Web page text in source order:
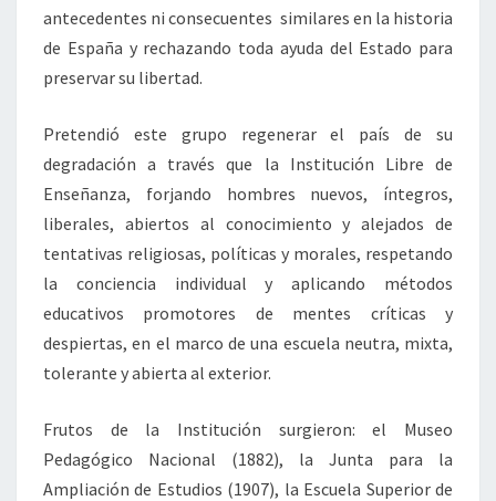
antecedentes ni consecuentes similares en la historia
de España y rechazando toda ayuda del Estado para
preservar su libertad.
Pretendió este grupo regenerar el país de su
degradación a través que la Institución Libre de
Enseñanza, forjando hombres nuevos, íntegros,
liberales, abiertos al conocimiento y alejados de
tentativas religiosas, políticas y morales, respetando
la conciencia individual y aplicando métodos
educativos promotores de mentes críticas y
despiertas, en el marco de una escuela neutra, mixta,
tolerante y abierta al exterior.
Frutos de la Institución surgieron: el Museo
Pedagógico Nacional (1882), la Junta para la
Ampliación de Estudios (1907), la Escuela Superior de